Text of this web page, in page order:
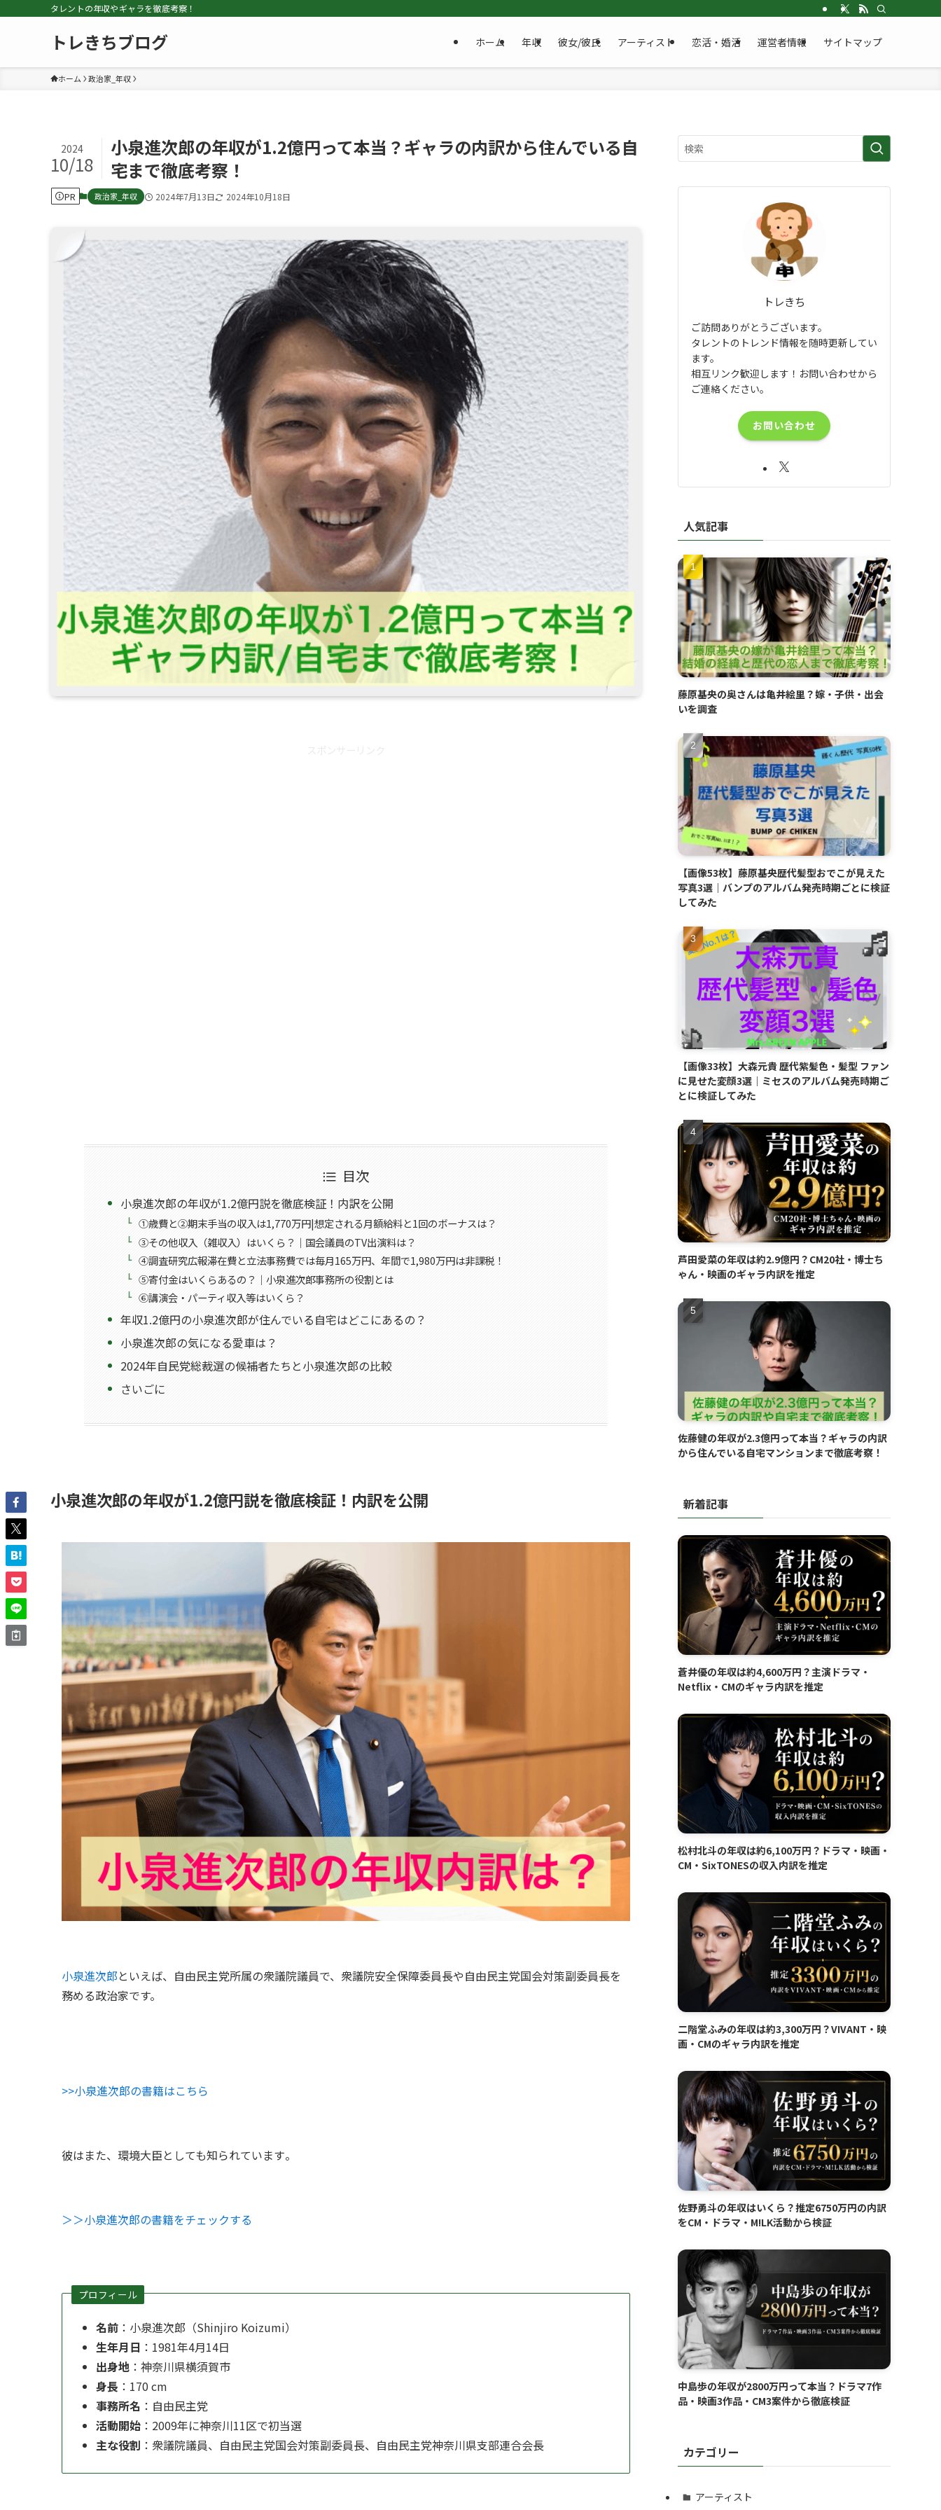
タレントの年収やギャラを徹底考察！
トレきちブログ ホーム 年収 彼女/彼氏 アーティスト 恋活・婚活 運営者情報 サイトマップ
ホーム 政治家_年収
小泉進次郎の年収が1.2億円って本当？ギャラの内訳から住んでいる自
宅まで徹底考察！
2024
10/18
PR 政治家_年収 2024年7月13日 2024年10月18日
目次
小泉進次郎の年収が1.2億円説を徹底検証！内訳を公開
①歳費と②期末手当の収入は1,770万円|想定される月額給料と1回のボーナスは？
③その他収入（雑収入）はいくら？｜国会議員のTV出演料は？
④調査研究広報滞在費と立法事務費では毎月165万円、年間で1,980万円は非課税！
⑤寄付金はいくらあるの？｜小泉進次郎事務所の役割とは
⑥講演会・パーティ収入等はいくら？
年収1.2億円の小泉進次郎が住んでいる自宅はどこにあるの？
小泉進次郎の気になる愛車は？
2024年自民党総裁選の候補者たちと小泉進次郎の比較
さいごに
小泉進次郎の年収が1.2億円説を徹底検証！内訳を公開
小泉進次郎といえば、自由民主党所属の衆議院議員で、衆議院安全保障委員長や自由民主党国会対策副委員長を
務める政治家です。
>>小泉進次郎の書籍はこちら
彼はまた、環境大臣としても知られています​​。
＞＞小泉進次郎の書籍をチェックする
プロフィール
名前 ：小泉進次郎（Shinjiro Koizumi）
生年月日 ：1981年4月14日
出身地 ：神奈川県横須賀市
身長 ：170 cm
事務所名 ：自由民主党
活動開始 ：2009年に神奈川11区で初当選
主な役割 ：衆議院議員、自由民主党国会対策副委員長、自由民主党神奈川県支部連合会長
トレきち
ご訪問ありがとうございます。
タレントのトレンド情報を随時更新してい
ます。
相互リンク歓迎します！お問い合わせから
ご連絡ください。
お問い合わせ
人気記事
藤原基央の奥さんは亀井絵里？嫁・子供・出会
いを調査
【画像53枚】藤原基央歴代髪型おでこが見えた
写真3選｜バンプのアルバム発売時期ごとに検証
してみた
【画像33枚】大森元貴 歴代紫髪色・髪型 ファン
に見せた変顔3選｜ミセスのアルバム発売時期ご
とに検証してみた
芦田愛菜の年収は約2.9億円？CM20社・博士ち
ゃん・映画のギャラ内訳を推定
佐藤健の年収が2.3億円って本当？ギャラの内訳
から住んでいる自宅マンションまで徹底考察！
新着記事
蒼井優の年収は約4,600万円？主演ドラマ・
Netflix・CMのギャラ内訳を推定
松村北斗の年収は約6,100万円？ドラマ・映画・
CM・SixTONESの収入内訳を推定
二階堂ふみの年収は約3,300万円？VIVANT・映
画・CMのギャラ内訳を推定
佐野勇斗の年収はいくら？推定6750万円の内訳
をCM・ドラマ・M!LK活動から検証
中島歩の年収が2800万円って本当？ドラマ7作
品・映画3作品・CM3案件から徹底検証
カテゴリー
アーティスト